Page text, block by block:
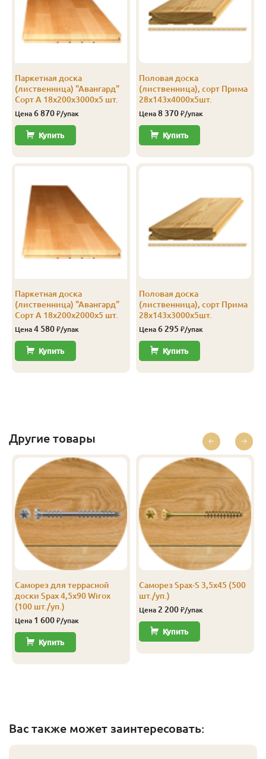
Саморез для
террасной
доски Spax
4,5х90 Wirox
(100 шт./уп.)
4.5x90 100 1 600 Перейти
Паркетная доска
(лиственница) "Авангард"
Сорт А 18х200х3000х5 шт.
Цена 6 870 ₽/упак
Купить
Паркетная доска
(лиственница) "Авангард"
Сорт А 18х200х2000х5 шт.
Цена 4 580 ₽/упак
Купить
Половая доска
(лиственница), сорт Прима
28х143х4000х5шт.
Цена 8 370 ₽/упак
Купить
Половая доска
(лиственница), сорт Прима
28х143х3000х5шт.
Цена 6 295 ₽/упак
Купить
Другие товары
Саморез для террасной
доски Spax 4,5х90 Wirox
(100 шт./уп.)
Цена 1 600 ₽/упак
Купить
Саморез Spax-S 3,5х45 (500
шт./уп.)
Цена 2 200 ₽/упак
Купить
Вас также может заинтересовать: